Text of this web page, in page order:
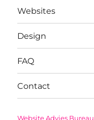
Websites
Design
FAQ
Contact
Website Advies Bureau